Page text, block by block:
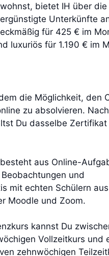
bietet IH über die
Unterkünfte
für 425 € im
luxuriös für 1.190 € im
die Möglichkeit, den
zu absolvieren. Nach
Du dasselbe
aus Online-
und
mit echten Schülern
Moodle und Zoom.
kannst Du
Vollzeitkurs und
zehnwöchigen